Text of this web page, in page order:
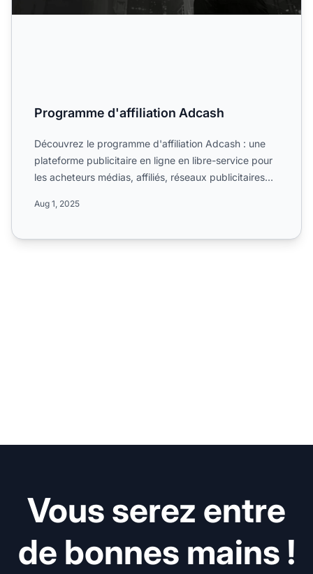
Programme d'affiliation Adcash
Découvrez le programme d'affiliation Adcash : une
plateforme publicitaire en ligne en libre-service pour
les acheteurs médias, affiliés, réseaux publicitaires
Aug 1, 2025
Vous serez entre
de bonnes mains !